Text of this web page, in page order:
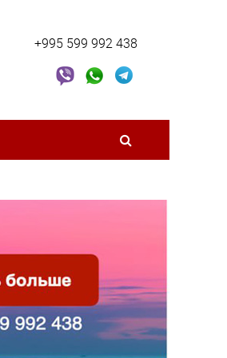
+995 599 992 438